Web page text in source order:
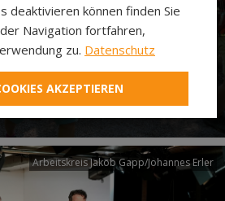
Via
Arbeitskreis Jakob Gapp/Johannes Erler
deaktivieren können finden Sie
Navigation fortfahren,
zu. Datenschutz
AKZEPTIEREN